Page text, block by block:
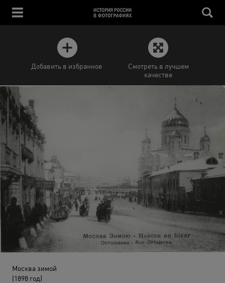
Добавить в избранное
Смотреть в лучшем
качестве
Москва зимой
(1898 год)